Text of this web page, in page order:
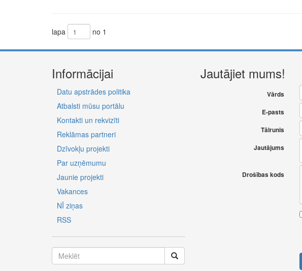
lapa no 1
Informācijai
Datu apstrādes politika
Atbalsti mūsu portālu
Kontakti un rekvizīti
Reklāmas partneri
Dzīvokļu projekti
Par uzņēmumu
Jaunie projekti
Vakances
NĪ ziņas
RSS
Jautājiet mums!
Vārds
E-pasts
Tālrunis
Jautājums
Drošības kods